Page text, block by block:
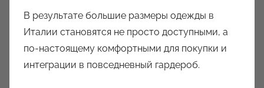
В результате большие размеры одежды в
Италии становятся не просто доступными, а
по-настоящему комфортными для покупки и
интеграции в повседневный гардероб.